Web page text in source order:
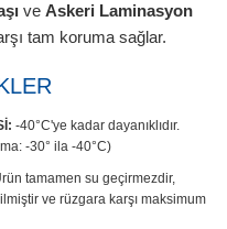
ve Askeri Laminasyon
tam koruma sağlar.
-40°C'ye kadar dayanıklıdır.
-30° ila -40°C)
tamamen su geçirmezdir,
ve rüzgara karşı maksimum